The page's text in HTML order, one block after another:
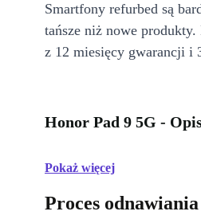
Smartfony refurbed są
tańsze niż nowe
z 12 miesięcy gwarancji i
Honor Pad 9 5G -
Pokaż więcej
Proces